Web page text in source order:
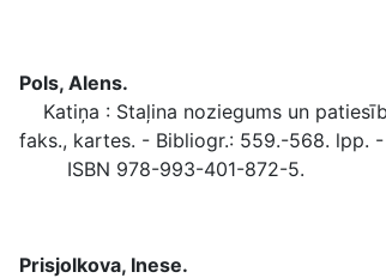
Pols, Alens.
Katiņa : Staļina noziegums un
faks., kartes. - Bibliogr.: 559.-568. lpp. -
ISBN 978-993-401-872-5.
Prisjolkova, Inese.